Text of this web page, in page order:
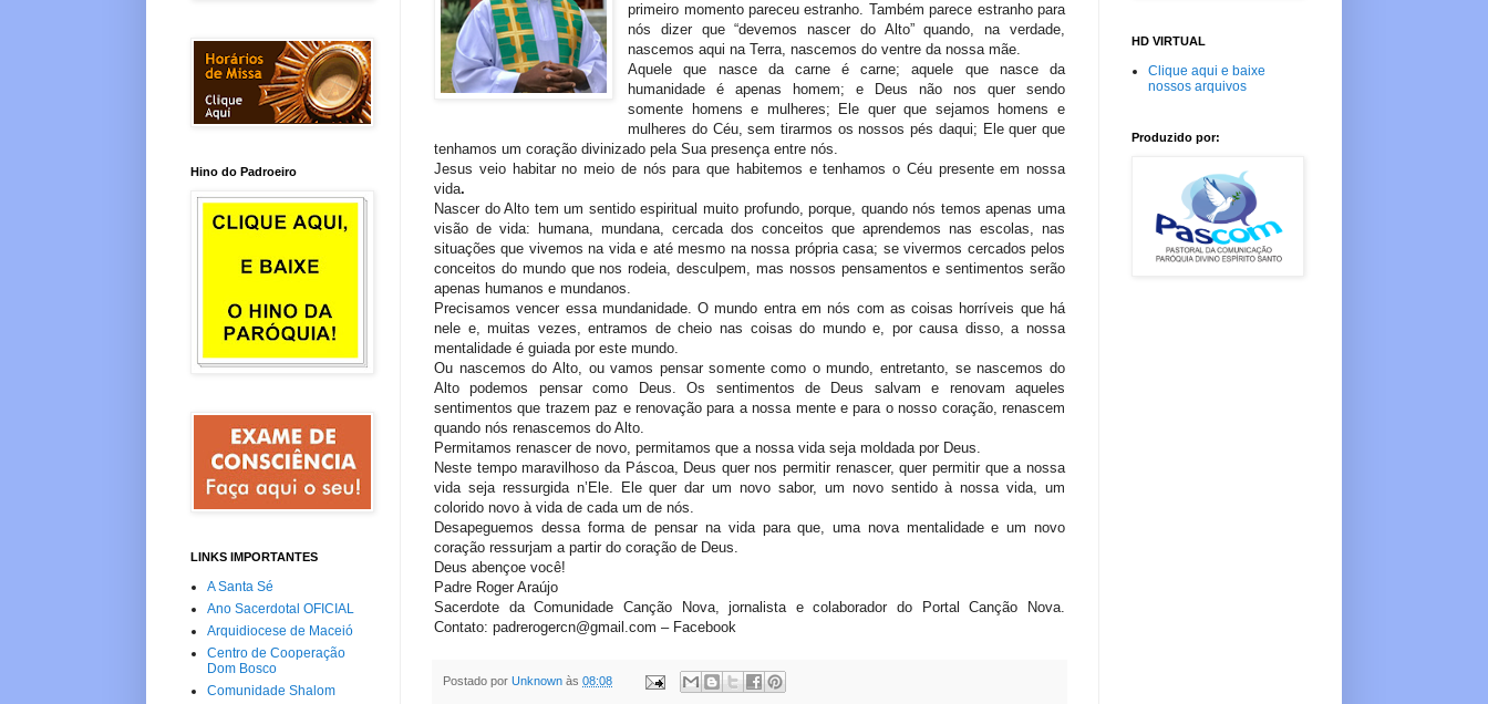
primeiro momento pareceu estranho. Também parece estranho para
nós dizer que “devemos nascer do Alto” quando, na verdade,
nascemos aqui na Terra, nascemos do ventre da nossa mãe.
Aquele que nasce da carne é carne; aquele que nasce da
humanidade é apenas homem; e Deus não nos quer sendo
somente homens e mulheres; Ele quer que sejamos homens e
mulheres do Céu, sem tirarmos os nossos pés daqui; Ele quer que
tenhamos um coração divinizado pela Sua presença entre nós.
Jesus veio habitar no meio de nós para que habitemos e tenhamos o Céu presente em nossa
vida.
Nascer do Alto tem um sentido espiritual muito profundo, porque, quando nós temos apenas uma
visão de vida: humana, mundana, cercada dos conceitos que aprendemos nas escolas, nas
situações que vivemos na vida e até mesmo na nossa própria casa; se vivermos cercados pelos
conceitos do mundo que nos rodeia, desculpem, mas nossos pensamentos e sentimentos serão
apenas humanos e mundanos.
Precisamos vencer essa mundanidade. O mundo entra em nós com as coisas horríveis que há
nele e, muitas vezes, entramos de cheio nas coisas do mundo e, por causa disso, a nossa
mentalidade é guiada por este mundo.
Ou nascemos do Alto, ou vamos pensar somente como o mundo, entretanto, se nascemos do
Alto podemos pensar como Deus. Os sentimentos de Deus salvam e renovam aqueles
sentimentos que trazem paz e renovação para a nossa mente e para o nosso coração, renascem
quando nós renascemos do Alto.
Permitamos renascer de novo, permitamos que a nossa vida seja moldada por Deus.
Neste tempo maravilhoso da Páscoa, Deus quer nos permitir renascer, quer permitir que a nossa
vida seja ressurgida n’Ele. Ele quer dar um novo sabor, um novo sentido à nossa vida, um
colorido novo à vida de cada um de nós.
Desapeguemos dessa forma de pensar na vida para que, uma nova mentalidade e um novo
coração ressurjam a partir do coração de Deus.
Deus abençoe você!
Padre Roger Araújo
Sacerdote da Comunidade Canção Nova, jornalista e colaborador do Portal Canção Nova.
Contato: padrerogercn@gmail.com – Facebook
Postado por Unknown às 08:08
Hino do Padroeiro
LINKS IMPORTANTES
A Santa Sé
Ano Sacerdotal OFICIAL
Arquidiocese de Maceió
Centro de Cooperação
Dom Bosco
Comunidade Shalom
HD VIRTUAL
Clique aqui e baixe
nossos arquivos
Produzido por: